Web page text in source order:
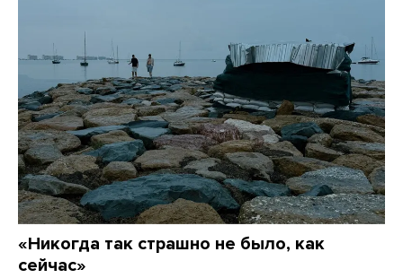
«Никогда так страшно не было, как
сейчас»